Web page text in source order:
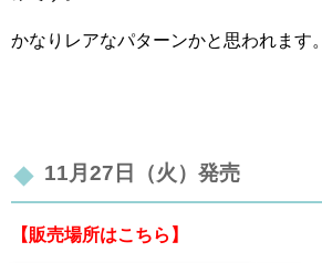
かなりレアなパターンかと思われます。
11月27日（火）発売
【販売場所はこちら】